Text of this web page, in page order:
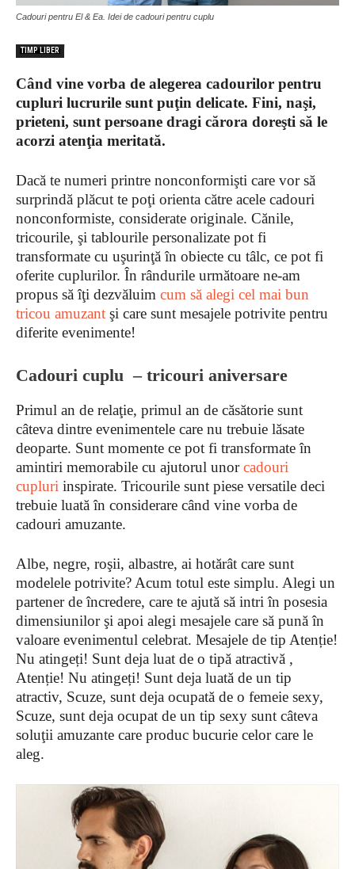
Cadouri pentru El & Ea. Idei de cadouri pentru cuplu
TIMP LIBER
Când vine vorba de alegerea cadourilor pentru
cupluri lucrurile sunt puţin delicate. Fini, naşi,
prieteni, sunt persoane dragi cărora doreşti să le
acorzi atenţia meritată.
Dacă te numeri printre nonconformişti care vor să
surprindă plăcut te poţi orienta către acele cadouri
nonconformiste, considerate originale. Cănile,
tricourile, şi tablourile personalizate pot fi
transformate cu uşurinţă în obiecte cu tâlc, ce pot fi
oferite cuplurilor. În rândurile următoare ne-am
propus să îţi dezvăluim cum să alegi cel mai bun
tricou amuzant şi care sunt mesajele potrivite pentru
diferite evenimente!
Cadouri cuplu – tricouri aniversare
Primul an de relaţie, primul an de căsătorie sunt
câteva dintre evenimentele care nu trebuie lăsate
deoparte. Sunt momente ce pot fi transformate în
amintiri memorabile cu ajutorul unorcadouri
cupluri inspirate. Tricourile sunt piese versatile deci
trebuie luată în considerare când vine vorba de
cadouri amuzante.
Albe, negre, roşii, albastre, ai hotărât care sunt
modelele potrivite? Acum totul este simplu. Alegi un
partener de încredere, care te ajută să intri în posesia
dimensiunilor şi apoi alegi mesajele care să pună în
valoare evenimentul celebrat. Mesajele de tip Atenție!
Nu atingeți! Sunt deja luat de o tipă atractivă ,
Atenție! Nu atingeți! Sunt deja luată de un tip
atractiv, Scuze, sunt deja ocupată de o femeie sexy,
Scuze, sunt deja ocupat de un tip sexy sunt câteva
soluţii amuzante care produc bucurie celor care le
aleg.